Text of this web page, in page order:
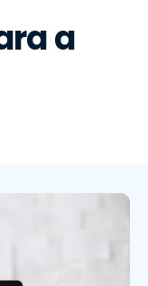
a